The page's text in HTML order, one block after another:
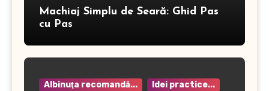
Machiaj Simplu de Seară: Ghid Pas
cu Pas
Albinuţa recomandă...
Idei practice...